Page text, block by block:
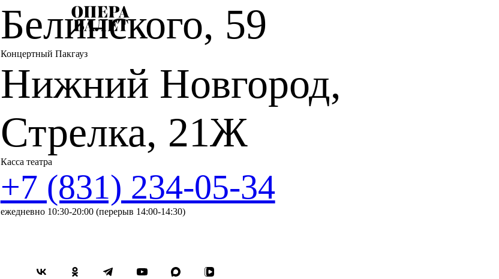
Белинского, 59
Концертный Пакгауз
Нижний Новгород,
Стрелка, 21Ж
Касса театра
+7 (831) 234-05-34
ежедневно 10:30-20:00 (перерыв 14:00-14:30)